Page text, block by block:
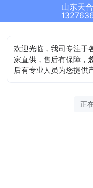
欢迎光临，我司专注于
家直供，售后有保障，
后有专业人员为您提供
2026-